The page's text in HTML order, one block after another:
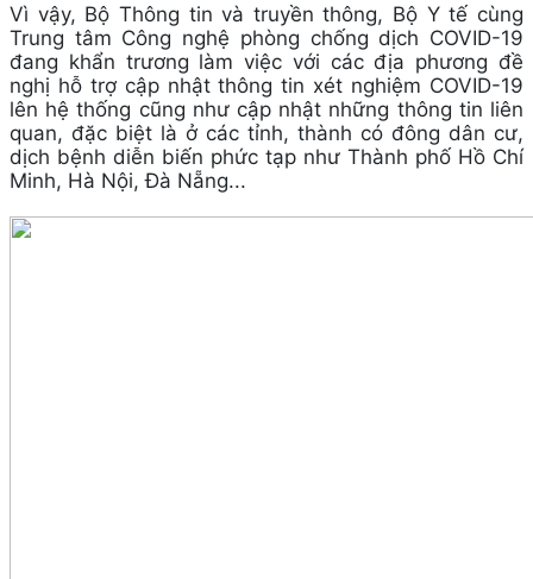
Vì vậy, Bộ Thông tin và truyền thông, Bộ Y tế cùng
Trung tâm Công nghệ phòng chống dịch COVID-19
đang khẩn trương làm việc với các địa phương đề
nghị hỗ trợ cập nhật thông tin xét nghiệm COVID-19
lên hệ thống cũng như cập nhật những thông tin liên
quan, đặc biệt là ở các tỉnh, thành có đông dân cư,
dịch bệnh diễn biến phức tạp như Thành phố Hồ Chí
Minh, Hà Nội, Đà Nẵng...